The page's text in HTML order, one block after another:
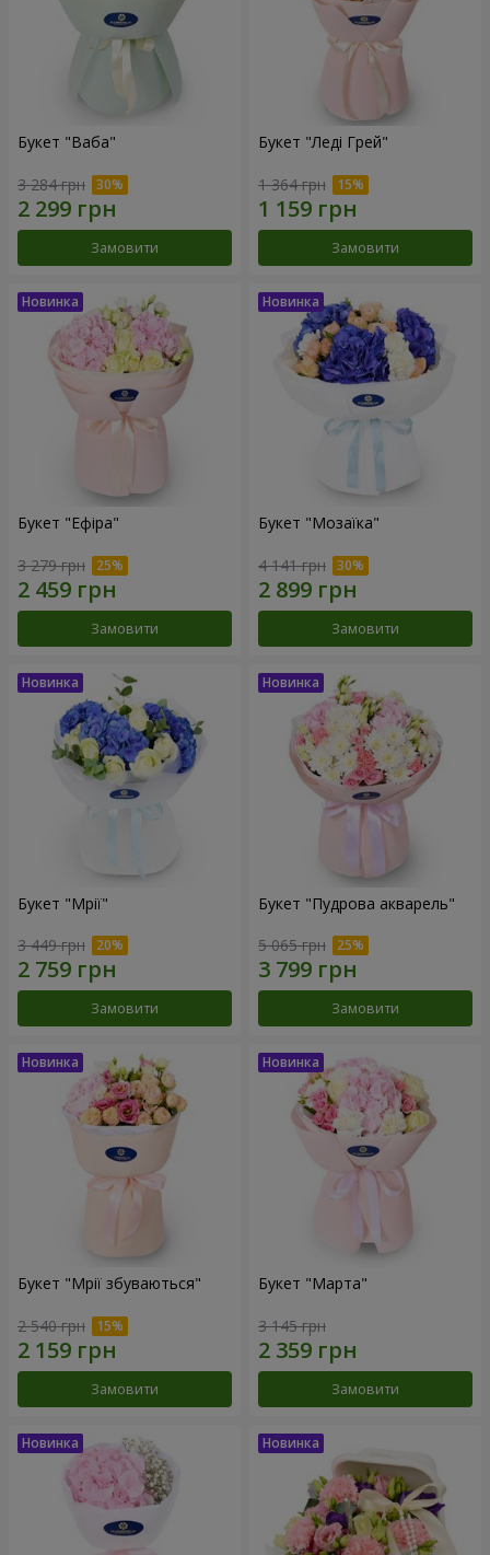
Букет "Ваба"
3 284 грн
Замовити
Букет "Леді Грей"
1 364 грн
Замовити
Букет "Ефіра"
3 279 грн
Замовити
Букет "Мозаїка"
4 141 грн
Замовити
Букет "Мрії"
3 449 грн
Замовити
Букет "Пудрова акварель"
5 065 грн
Замовити
Букет "Мрії збуваються"
2 540 грн
Замовити
Букет "Марта"
3 145 грн
Замовити